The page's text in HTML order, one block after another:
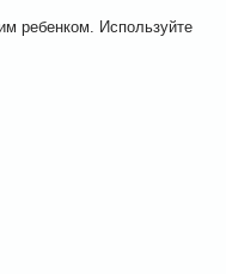
ребенком. Используйте